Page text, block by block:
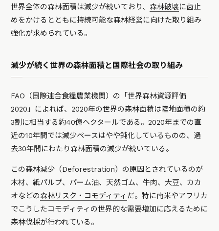
世界全体の森林面積は減少が続いており、 森林破壊に歯止
めをかけるとともに持続可能な森林経営に向けた取り組み
強化が求められている。
減少が続く世界の森林面積と国際社会の取り組み
FAO（国際連合食糧農業機関）の「世界森林資源評価
2020」によれば、2020年の世界の森林面積は陸地面積の約
3割に相当する約40億ヘクタールである。2020年までの直
近の10年間では減少ペースはやや鈍化しているものの、過
去30年間にわたり森林面積の減少が続いている。
この森林減少（Deforestration）の原因とされているのが
木材、紙パルプ、パーム油、天然ゴム、牛肉、大豆、カカ
オなどの森林リスク・コモディティ だ。特に南米やアフリカ
でこうしたコモディティの世界的な需要増加に応えるために
森林伐採が行われている。